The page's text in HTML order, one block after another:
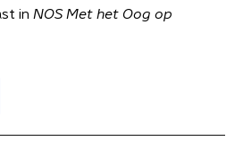
in NOS Met het Oog op